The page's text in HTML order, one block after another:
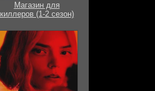
Магазин для
киллеров (1-2 сезон)